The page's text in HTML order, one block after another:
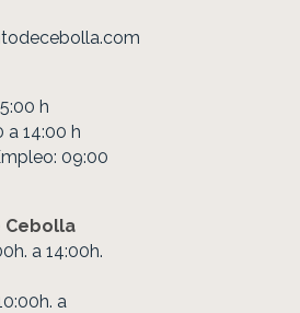
h
a 14:00 h
09:00
Cebolla
a 14:00h.
a